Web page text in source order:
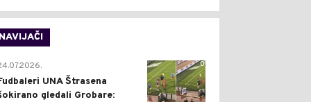
0
UNA Štrasena
gledali Grobare: